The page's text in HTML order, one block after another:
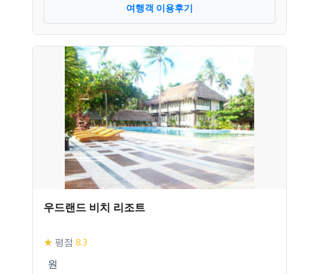
여행객 이용후기
우드랜드 비치 리조트
★ 평점 8.3